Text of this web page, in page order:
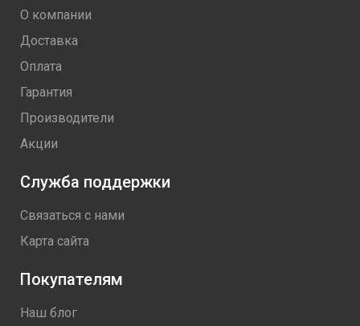
О компании
Доставка
Оплата
Гарантия
Производители
Акции
Служба поддержки
Связаться с нами
Карта сайта
Покупателям
Наш блог